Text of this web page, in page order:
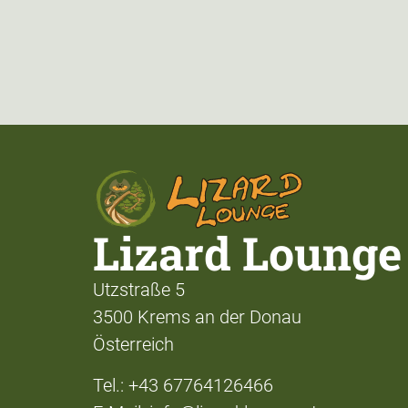
Lizard
Utzstraße 5
3500 Krems an der Donau
Österreich
Tel.: +43 67764126466